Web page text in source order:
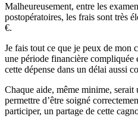
Malheureusement, entre les
postopératoires, les frais sont très
€.
Je fais tout ce que je peux de mon
une période financière compliquée
cette dépense dans un délai aussi
Chaque aide, même minime,
permettre d’être soigné
participer, un partage de cette